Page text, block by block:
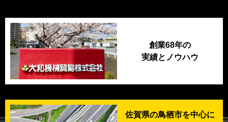
創業68年の
実績とノウハウ
佐賀県の鳥栖市を中心に